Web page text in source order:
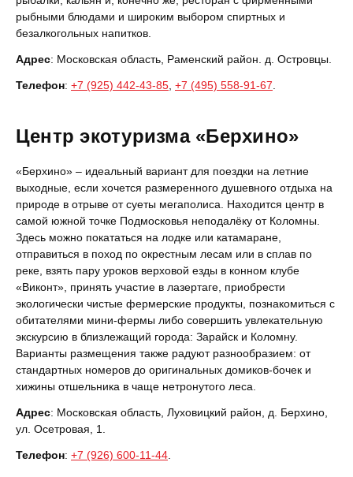
рыбными блюдами и широким выбором спиртных и
безалкогольных напитков.
Адрес: Московская область, Раменский район. д. Островцы.
Телефон: +7 (925) 442-43-85 +7 (495) 558-91-67
Центр экотуризма «Берхино»
«Берхино» – идеальный вариант для поездки на летние
выходные, если хочется размеренного душевного отдыха на
природе в отрыве от суеты мегаполиса. Находится центр в
самой южной точке Подмосковья неподалёку от Коломны.
Здесь можно покататься на лодке или катамаране,
отправиться в поход по окрестным лесам или в сплав по
реке, взять пару уроков верховой езды в конном клубе
«Виконт», принять участие в лазертаге, приобрести
экологически чистые фермерские продукты, познакомиться с
обитателями мини-фермы либо совершить увлекательную
экскурсию в близлежащий города: Зарайск и Коломну.
Варианты размещения также радуют разнообразием: от
стандартных номеров до оригинальных домиков-бочек и
хижины отшельника в чаще нетронутого леса.
Адрес: Московская область, Луховицкий район, д. Берхино,
ул. Осетровая, 1.
Телефон: +7 (926) 600-11-44